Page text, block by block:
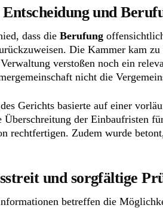
und
dass die Berufung
Die Kammer kam zu
verstoßen noch ein
nicht die
Gerichts basierte auf einer
Überschreitung der Einbaufristen
rechtfertigen. Zudem wurde
und sorgfältige
betreffen die